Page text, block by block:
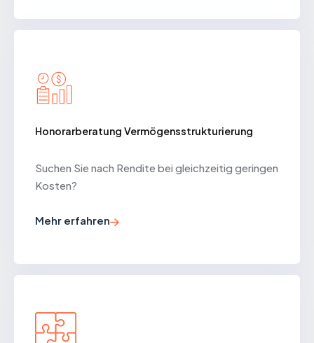
Honorarberatung Vermögensstrukturierung
Suchen Sie nach Rendite bei gleichzeitig geringen
Kosten?
Mehr erfahren